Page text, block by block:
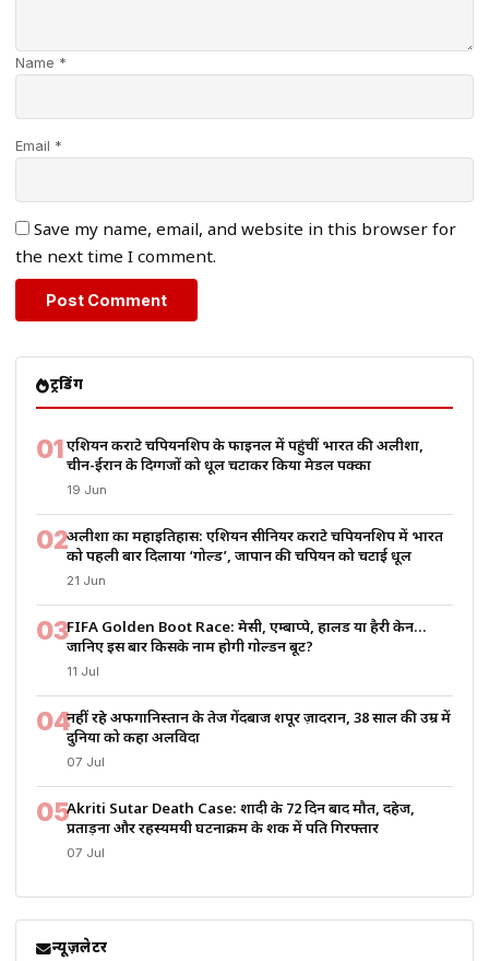
Name *
Email *
Save my name, email, and website in this browser for
the next time I comment.
ट्रेंडिंग
01एशियन कराटे चैंपियनशिप के फाइनल में पहुंचीं भारत की अलीशा,
चीन-ईरान के दिग्गजों को धूल चटाकर किया मेडल पक्का
19 Jun
02अलीशा का महाइतिहास: एशियन सीनियर कराटे चैंपियनशिप में भारत
को पहली बार दिलाया ‘गोल्ड’, जापान की चैंपियन को चटाई धूल
21 Jun
03FIFA Golden Boot Race: मेसी, एम्बाप्पे, हालैंड या हैरी केन…
जानिए इस बार किसके नाम होगी गोल्डन बूट?
11 Jul
04नहीं रहे अफगानिस्तान के तेज गेंदबाज शपूर ज़ादरान, 38 साल की उम्र में
दुनिया को कहा अलविदा
07 Jul
05Akriti Sutar Death Case: शादी के 72 दिन बाद मौत, दहेज,
प्रताड़ना और रहस्यमयी घटनाक्रम के शक में पति गिरफ्तार
07 Jul
न्यूज़लेटर